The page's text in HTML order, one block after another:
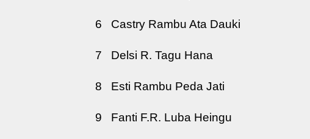
6 Castry Rambu Ata Dauki
7 Delsi R. Tagu Hana
8 Esti Rambu Peda Jati
9 Fanti F.R. Luba Heingu